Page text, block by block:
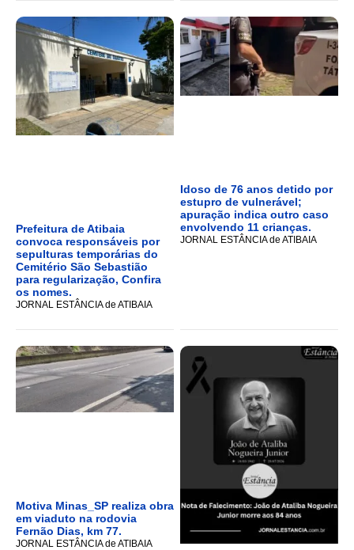
Prefeitura de Atibaia
convoca responsáveis por
sepulturas temporárias do
Cemitério São Sebastião
para regularização, Confira
os nomes.
JORNAL ESTÂNCIA de ATIBAIA
Idoso de 76 anos detido por
estupro de vulnerável;
apuração indica outro caso
envolvendo 11 crianças.
JORNAL ESTÂNCIA de ATIBAIA
Motiva Minas_SP realiza obra
em viaduto na rodovia
Fernão Dias, km 77.
JORNAL ESTÂNCIA de ATIBAIA